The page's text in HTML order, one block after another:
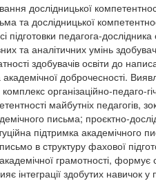
дослідницької
та дослідницької
підготовки педагога-
та аналітичних умінь
здобувачів освіти до
доброчесності.
організаційно-педаго-
майбутніх педагогів,
письма; проєктно-
підтримка академічного
в структуру фахової
грамотності, формує
інтеграції здобутих навичок у